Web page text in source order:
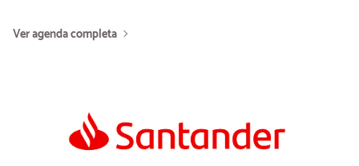
Ver agenda completa